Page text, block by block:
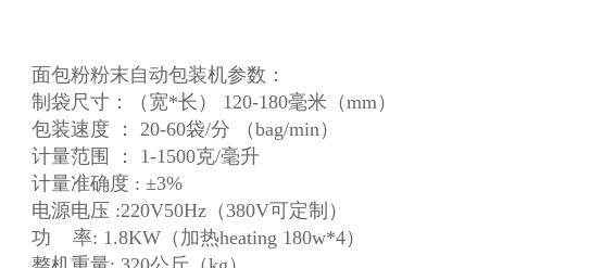
面包粉粉末自动包装机参数：
制袋尺寸：（宽*长） 120-180毫米（mm）
包装速度 ： 20-60袋/分 （bag/min）
计量范围 ： 1-1500克/毫升
计量准确度 : ±3%
电源电压 :220V50Hz（380V可定制）
功 率: 1.8KW（加热heating 180w*4）